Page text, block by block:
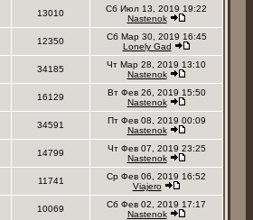
13010
Сб Июл 13, 2019 19:22
Nastenok
12350
Сб Мар 30, 2019 16:45
Lonely Gad
34185
Чт Мар 28, 2019 13:10
Nastenok
16129
Вт Фев 26, 2019 15:50
Nastenok
34591
Пт Фев 08, 2019 00:09
Nastenok
14799
Чт Фев 07, 2019 23:25
Nastenok
11741
Ср Фев 06, 2019 16:52
Viajero
10069
Сб Фев 02, 2019 17:17
Nastenok